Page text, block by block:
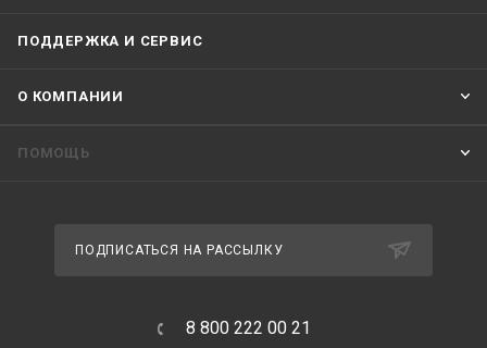
ПОДДЕРЖКА И СЕРВИС
О КОМПАНИИ
ПОМОЩЬ
ПОДПИСАТЬСЯ НА РАССЫЛКУ
8 800 222 00 21